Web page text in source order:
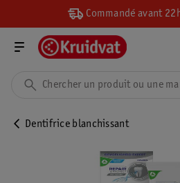
Commandé avant
Dentifrice blanchissant